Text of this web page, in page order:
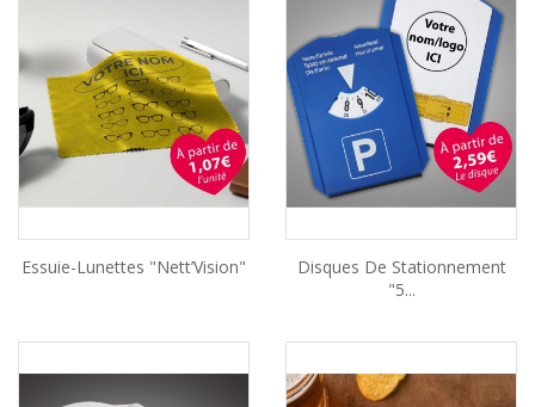
Essuie-Lunettes "Nett’Vision"
Disques De Stationnement
"5...